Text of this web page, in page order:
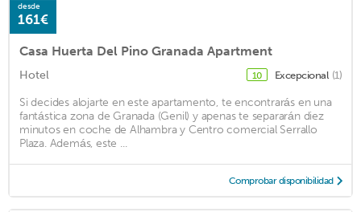
desde
161€
Casa Huerta Del Pino Granada Apartment
Hotel 10 Excepcional (1)
Si decides alojarte en este apartamento, te encontrarás en una
fantástica zona de Granada (Genil) y apenas te separarán diez
minutos en coche de Alhambra y Centro comercial Serrallo
Plaza. Además, este ...
Comprobar disponibilidad